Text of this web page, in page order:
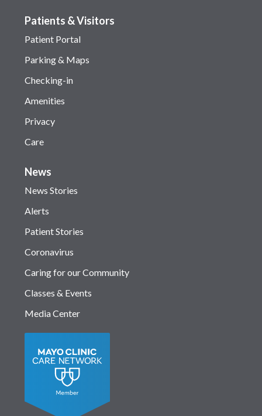
Patients & Visitors
Patient Portal
Parking & Maps
Checking-in
Amenities
Privacy
Care
News
News Stories
Alerts
Patient Stories
Coronavirus
Caring for our Community
Classes & Events
Media Center